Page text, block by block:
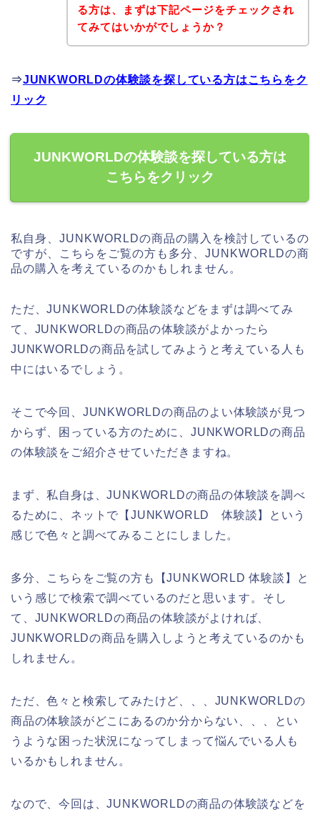
る方は、まずは下記ページをチェックされ
てみてはいかがでしょうか？
⇒JUNKWORLDの体験談を探している方はこちらをク
リック
JUNKWORLDの体験談を探している方は
こちらをクリック
私自身、JUNKWORLDの商品の購入を検討しているの
ですが、こちらをご覧の方も多分、JUNKWORLDの商
品の購入を考えているのかもしれません。
ただ、JUNKWORLDの体験談などをまずは調べてみ
て、JUNKWORLDの商品の体験談がよかったら
JUNKWORLDの商品を試してみようと考えている人も
中にはいるでしょう。
そこで今回、JUNKWORLDの商品のよい体験談が見つ
からず、困っている方のために、JUNKWORLDの商品
の体験談をご紹介させていただきますね。
まず、私自身は、JUNKWORLDの商品の体験談を調べ
るために、ネットで【JUNKWORLD 体験談】という
感じで色々と調べてみることにしました。
多分、こちらをご覧の方も【JUNKWORLD 体験談】と
いう感じで検索で調べているのだと思います。そし
て、JUNKWORLDの商品の体験談がよければ、
JUNKWORLDの商品を購入しようと考えているのかも
しれません。
ただ、色々と検索してみたけど、、、JUNKWORLDの
商品の体験談がどこにあるのか分からない、、、とい
うような困った状況になってしまって悩んでいる人も
いるかもしれません。
なので、今回は、JUNKWORLDの商品の体験談などを